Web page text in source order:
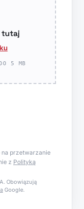
tutaj
5 MB
na przetwarzanie
z Polityką
Obowiązują
Google.